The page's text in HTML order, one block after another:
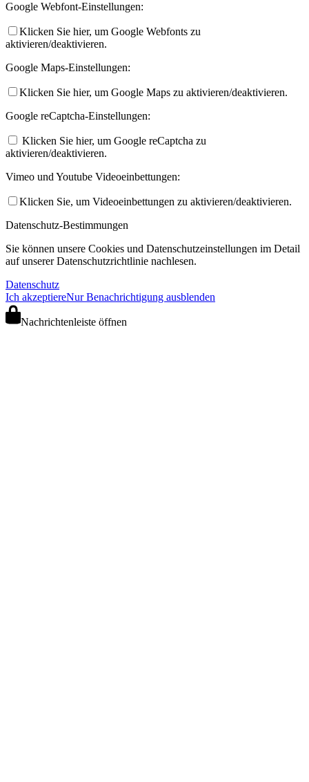
Google Webfont-Einstellungen:
Klicken Sie hier, um Google Webfonts zu
aktivieren/deaktivieren.
Google Maps-Einstellungen:
Klicken Sie hier, um Google Maps zu aktivieren/deaktivieren.
Google reCaptcha-Einstellungen:
Klicken Sie hier, um Google reCaptcha zu
aktivieren/deaktivieren.
Vimeo und Youtube Videoeinbettungen:
Klicken Sie, um Videoeinbettungen zu aktivieren/deaktivieren.
Datenschutz-Bestimmungen
Sie können unsere Cookies und Datenschutzeinstellungen im Detail
auf unserer Datenschutzrichtlinie nachlesen.
Datenschutz
Ich akzeptiereNur Benachrichtigung ausblenden
Nachrichtenleiste öffnen